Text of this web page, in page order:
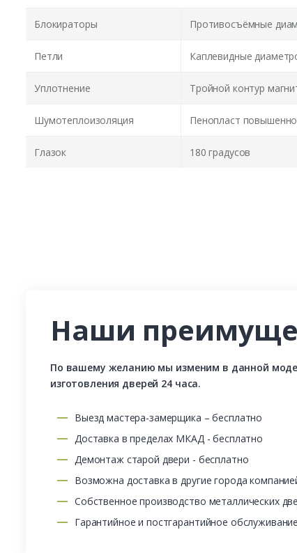
Блокираторы Противосъёмные
Петли Каплевидные
Уплотнение Тройной контур
Шумотеплоизоляция Пенопласт
Глазок 180 градусов
Наши
По вашему желанию мы изменим в данной
изготовления дверей 24 часа.
Выезд мастера-замерщика – бесплатно
Доставка в пределах МКАД - бесплатно
Демонтаж старой двери - бесплатно
Возможна доставка в другие города
Собственное производство металлических
Гарантийное и постгарантийное обслуживание